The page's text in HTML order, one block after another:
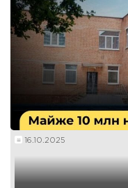
16.10.2025